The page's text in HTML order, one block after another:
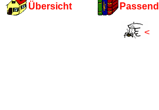
Übersicht
<